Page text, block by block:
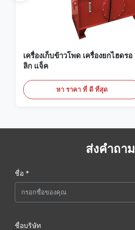
เครื่องเก็บข้าวโพด เครื่องยกไฮดรอ
ลิก แจ็ค
หา ราคา ที่ ดี ที่สุด
ส่งคำถาม
ชื่อ *
ชื่อบริษัท